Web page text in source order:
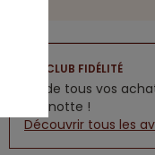
CLUB FIDÉLITÉ
5% de tous vos
cagnotte !
Découvrir tous les